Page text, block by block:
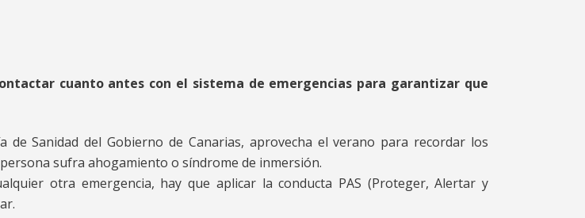
cuanto antes con el sistema de emergencias para garantizar que
de Sanidad del Gobierno de Canarias, aprovecha el verano para recordar los
sufra ahogamiento o síndrome de inmersión.
otra emergencia, hay que aplicar la conducta PAS (Proteger, Alertar y